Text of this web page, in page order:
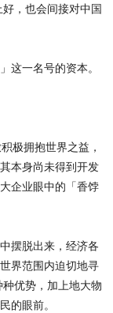
，也会间接对中国
这一名号的资本。
极拥抱世界之益，
本身尚未得到开发
企业眼中的「香饽
摆脱出来，经济各
界范围内迫切地寻
优势，加上地大物
的眼前。